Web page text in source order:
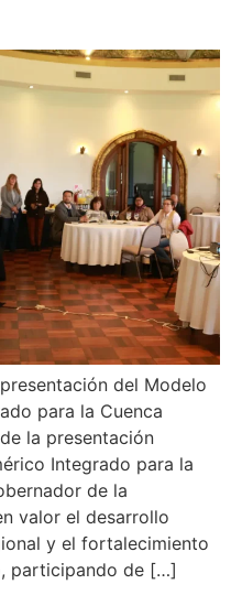
del Modelo
para la Cuenca
la presentación
Integrado para la
de la
valor el desarrollo
y el fortalecimiento
participando de […]